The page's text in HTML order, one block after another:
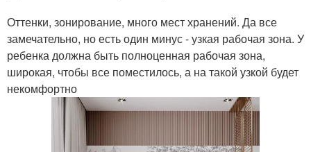
Оттенки, зонирование, много мест хранений. Да все
замечательно, но есть один минус - узкая рабочая зона. У
ребенка должна быть полноценная рабочая зона,
широкая, чтобы все поместилось, а на такой узкой будет
некомфортно